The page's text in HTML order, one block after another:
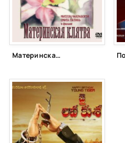
Материнская клятва (1984)